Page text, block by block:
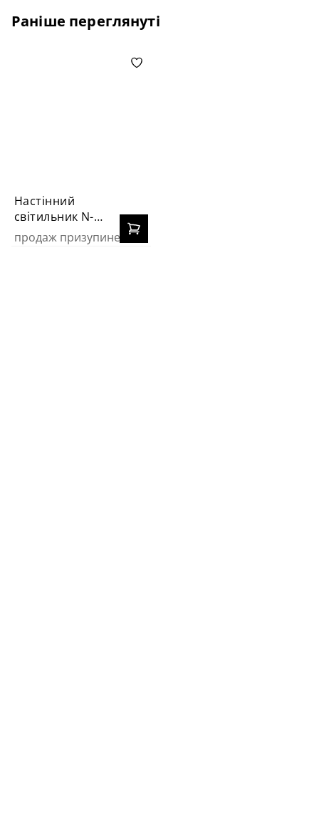
Раніше переглянуті
Настінний
світильник N-
ARENA LED
продаж призупинено